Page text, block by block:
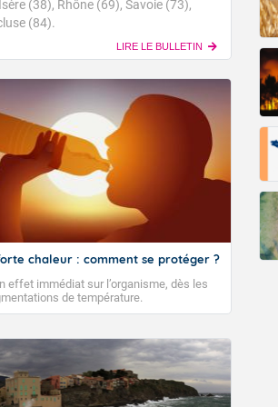
de 21 degrés vers 2 heures.
(38), Rhône (69), Savoie (73),
(84).
LIRE LE BULLETIN
chaleur : comment se protéger ?
effet immédiat sur l’organisme, dès les
de température.